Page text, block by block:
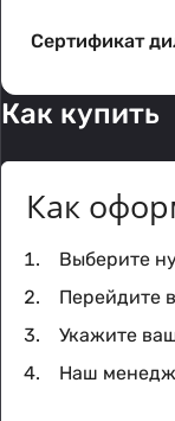
Сертификат
Как купить
Как
Выберите
Перейдите
Укажите
Наш